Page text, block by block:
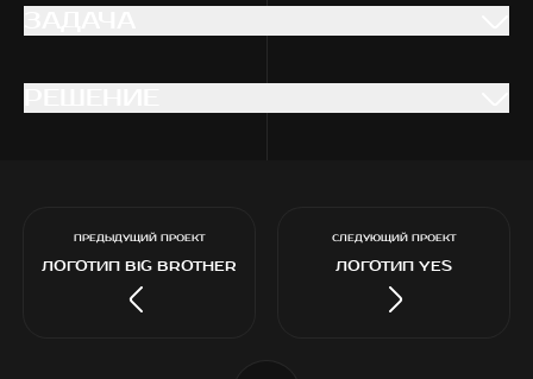
ПРЕДЫДУЩИЙ ПРОЕКТ
ЛОГОТИП BIG BROTHER
СЛЕДУЮЩИЙ ПРОЕКТ
ЛОГОТИП YES